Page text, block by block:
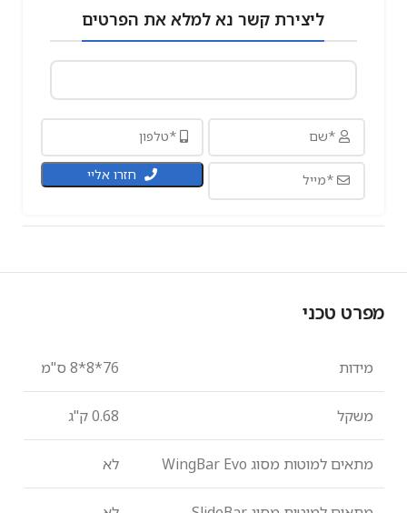
ליצירת קשר נא למלא את הפרטים
חזרו אליי
מפרט טכני
מידות 76*8*8 ס"מ
משקל 0.68 ק"ג
מתאים למוטות מסוג WingBar Evo לא